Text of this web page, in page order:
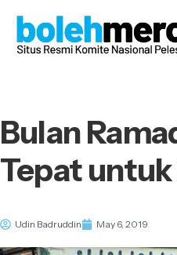
Bulan
Tepat
Udin Badruddin May 6, 2019